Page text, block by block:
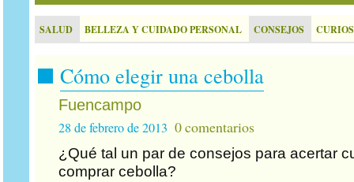
SALUD BELLEZA Y CUIDADO PERSONAL CONSEJOS
Cómo elegir una cebolla
Fuencampo
28 de febrero de 2013 0 comentarios
¿Qué tal un par de consejos para acertar
comprar cebolla?